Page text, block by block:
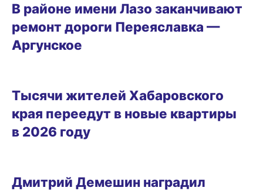
В районе имени Лазо заканчивают
ремонт дороги Переяславка —
Аргунское
Тысячи жителей Хабаровского
края переедут в новые квартиры
в 2026 году
Дмитрий Демешин наградил